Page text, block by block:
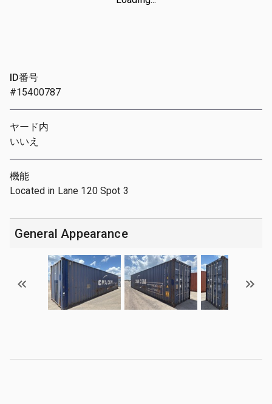
ID番号
#15400787
ヤード内
いいえ
機能
Located in Lane 120 Spot 3
General Appearance